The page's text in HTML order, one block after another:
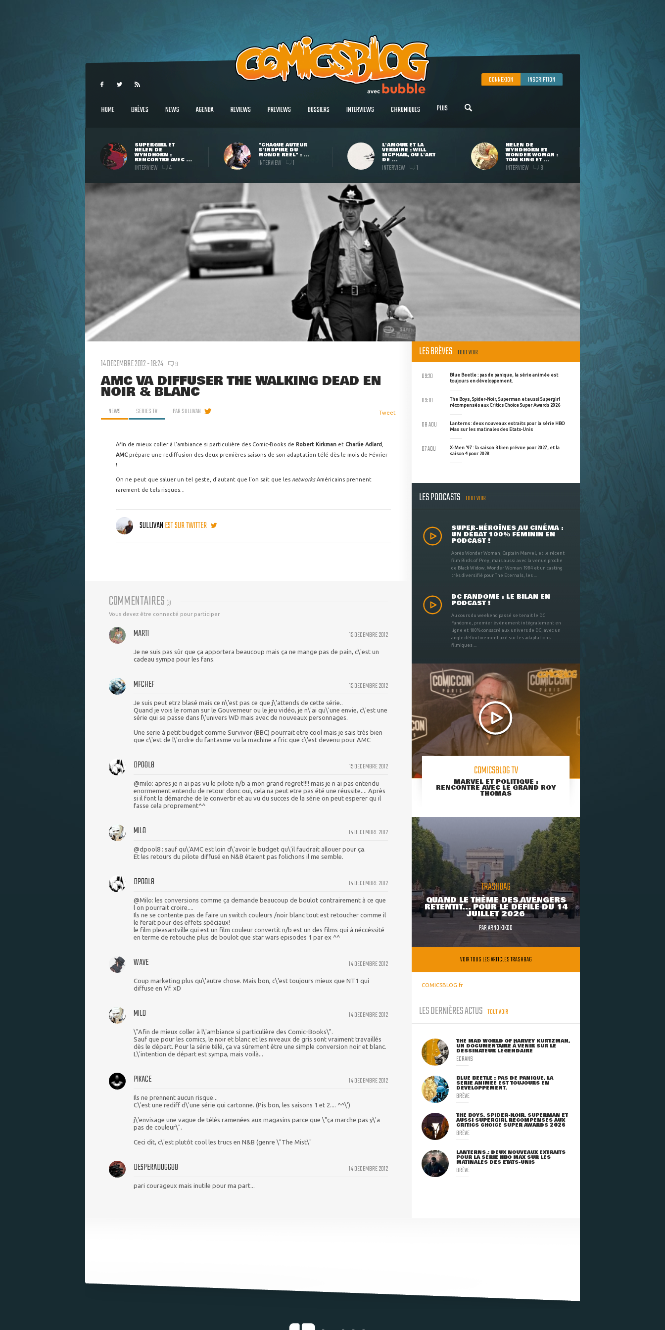
CONNEXION INSCRIPTION
HOME BRÈVES NEWS AGENDA REVIEWS PREVIEWS DOSSIERS INTERVIEWS CHRONIQUES PLUS
SUPERGIRL ET
HELEN DE
WYNDHORN :
RENCONTRE AVEC ...
INTERVIEW 4
"CHAQUE AUTEUR
S'INSPIRE DU
MONDE RÉEL" : ...
INTERVIEW 1
L'AMOUR ET LA
VERMINE : WILL
MCPHAIL, OU L'ART
DE ...
INTERVIEW 1
HELEN DE
WYNDHORN ET
WONDER WOMAN :
TOM KING ET ...
INTERVIEW 3
14 DECEMBRE 2012 - 19:24 9
AMC VA DIFFUSER THE WALKING DEAD EN
NOIR & BLANC
NEWS SERIES TV PARSULLIVAN Tweet
Afin de mieux coller à l'ambiance si particulière des Comic-Books de Robert Kirkman et Charlie Adlard
AMC prépare une rediffusion des deux premières saisons de son adaptation télé dès le mois de Février
!
On ne peut que saluer un tel geste, d'autant que l'on sait que les networksAméricains prennent
rarement de tels risques...
SULLIVANEST SUR TWITTER
COMMENTAIRES (9)
Vous devez être connecté pour participer
15 DECEMBRE 2012
MARTI
Je ne suis pas sûr que ça apportera beaucoup mais ça ne mange pas de pain, c\'est un
cadeau sympa pour les fans.
15 DECEMBRE 2012
MFCHEF
Je suis peut etrz blasé mais ce n\'est pas ce que j\'attends de cette série..
Quand je vois le roman sur le Gouverneur ou le jeu vidéo, je n\'ai qu\'une envie, c\'est une
série qui se passe dans l\'univers WD mais avec de nouveaux personnages.
Une serie à petit budget comme Survivor (BBC) pourrait etre cool mais je sais très bien
que c\'est de l\'ordre du fantasme vu la machine a fric que c\'est devenu pour AMC
15 DECEMBRE 2012
DPOOL8
@milo: apres je n ai pas vu le pilote n/b a mon grand regret!!!! mais je n ai pas entendu
enormement entendu de retour donc oui, cela na peut etre pas été une réussite.... Après
si il font la démarche de le convertir et au vu du succes de la série on peut esperer qu il
fasse cela proprement^^
14 DECEMBRE 2012
MILO
@dpool8 : sauf qu\'AMC est loin d\'avoir le budget qu\'il faudrait allouer pour ça.
Et les retours du pilote diffusé en N&B étaient pas folichons il me semble.
14 DECEMBRE 2012
DPOOL8
@Milo: les conversions comme ça demande beaucoup de boulot contrairement à ce que
l on pourrait croire....
Ils ne se contente pas de faire un switch couleurs /noir blanc tout est retoucher comme il
le ferait pour des effets spéciaux!
le film pleasantville qui est un film couleur convertit n/b est un des films qui à néccéssité
en terme de retouche plus de boulot que star wars episodes 1 par ex ^^
14 DECEMBRE 2012
WAVE
Coup marketing plus qu\'autre chose. Mais bon, c\'est toujours mieux que NT1 qui
diffuse en Vf. xD
14 DECEMBRE 2012
MILO
\"Afin de mieux coller à l\'ambiance si particulière des Comic-Books\".
Sauf que pour les comics, le noir et blanc et les niveaux de gris sont vraiment travaillés
dès le départ. Pour la série télé, ça va sûrement être une simple conversion noir et blanc.
L\'intention de départ est sympa, mais voilà...
14 DECEMBRE 2012
PIKACE
Ils ne prennent aucun risque...
C\'est une rediff d\'une série qui cartonne. (Pis bon, les saisons 1 et 2.... ^^\')
j\'envisage une vague de télés ramenées aux magasins parce que \"ça marche pas y\'a
pas de couleur\".
Ceci dit, c\'est plutôt cool les trucs en N&B (genre \"The Mist\"
14 DECEMBRE 2012
DESPERADOGG88
pari courageux mais inutile pour ma part...
LES BRÈVES TOUT VOIR
Blue Beetle : pas de panique, la série animée est
toujours en développement.
09:20
The Boys, Spider-Noir, Superman et aussi Supergirl
récompensés aux Critics Choice Super Awards 2026
09:01
Lanterns : deux nouveaux extraits pour la série HBO
Max sur les matinales des Etats-Unis
08 AOU
X-Men '97 : la saison 3 bien prévue pour 2027, et la
saison 4 pour 2028
07 AOU
LES PODCASTS TOUT VOIR
SUPER-HÉROÏNES AU CINÉMA :
UN DÉBAT 100% FÉMININ EN
PODCAST !
Après Wonder Woman, Captain Marvel, et le récent
film Birds of Prey, mais aussi avec la venue proche
de Black Widow, Wonder Woman 1984 et un casting
très diversifié pour The Eternals, les ...
DC FANDOME : LE BILAN EN
PODCAST !
Au cours du weekend passé se tenait le DC
Fandome, premier évènement intégralement en
ligne et 100% consacré aux univers de DC, avec un
angle définitivement axé sur les adaptations
filmiques ...
COMICSBLOG TV
MARVEL ET POLITIQUE :
RENCONTRE AVEC LE GRAND ROY
THOMAS
TRASHBAG
QUAND LE THÈME DES AVENGERS
RETENTIT... POUR LE DÉFILÉ DU 14
JUILLET 2026
PARARNO KIKOO
VOIR TOUS LES ARTICLES TRASHBAG
COMICSBLOG.fr
LES DERNIÈRES ACTUS TOUT VOIR
THE MAD WORLD OF HARVEY KURTZMAN,
UN DOCUMENTAIRE À VENIR SUR LE
DESSINATEUR LÉGENDAIRE
ECRANS
BLUE BEETLE : PAS DE PANIQUE, LA
SÉRIE ANIMÉE EST TOUJOURS EN
DÉVELOPPEMENT.
BRÈVE
THE BOYS, SPIDER-NOIR, SUPERMAN ET
AUSSI SUPERGIRL RÉCOMPENSÉS AUX
CRITICS CHOICE SUPER AWARDS 2026
BRÈVE
LANTERNS : DEUX NOUVEAUX EXTRAITS
POUR LA SÉRIE HBO MAX SUR LES
MATINALES DES ETATS-UNIS
BRÈVE